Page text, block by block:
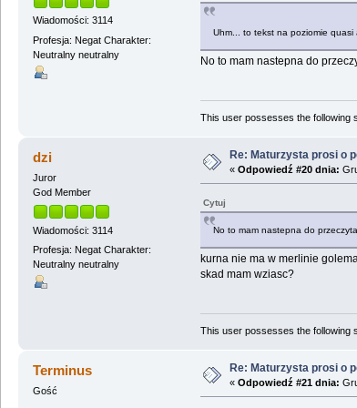
Wiadomości: 3114
Profesja: Negat Charakter:
Neutralny neutralny
Uhm... to tekst na poziomie quasi
No to mam nastepna do
This user possesses the following
dzi
Juror
God Member
Wiadomości: 3114
Profesja: Negat Charakter:
Neutralny neutralny
Re: Maturzysta prosi o
« Odpowiedź #20 dnia:
Cytuj
No to mam nastepna do
kurna nie ma w merlinie
skad mam wziasc?
This user possesses the following
Terminus
Gość
Re: Maturzysta prosi o
« Odpowiedź #21 dnia: